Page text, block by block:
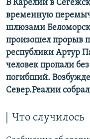
В Карелии в
временную
шлюзами
произошел прорыв
республики Артур
человек пропали
погибший.
Север.Реалии
Что случилось